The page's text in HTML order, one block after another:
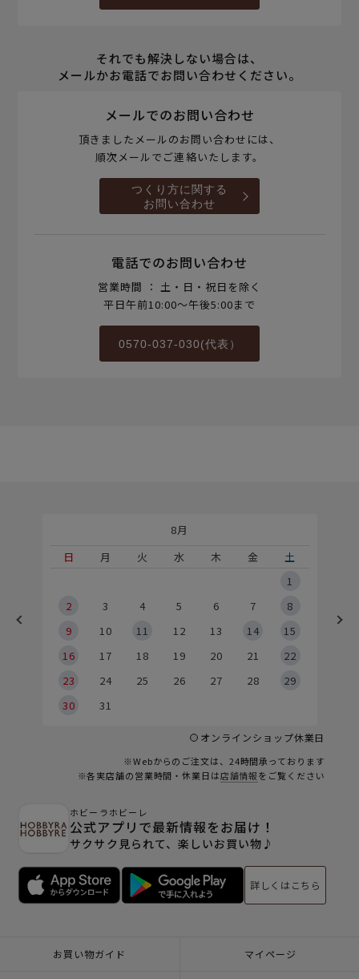
それでも解決しない場合は、
メールかお電話でお問い合わせください。
メールでのお問い合わせ
頂きましたメールのお問い合わせには、
順次メールでご連絡いたします。
つくり方に関する
お問い合わせ
電話でのお問い合わせ
営業時間 ： 土・日・祝日を除く
平日午前10:00～午後5:00まで
0570-037-030(代表）
8月
日
月 火 水 木 金
土
1
2
3 4 5 6 7
8
9
10 11 12 13 14
15
16
17 18 19 20 21
22
23
24 25 26 27 28
29
30
31
オンラインショップ休業日
※Webからのご注文は、24時間承っております
※各実店舗の営業時間・休業日は店舗情報をご覧ください
ホビーラホビーレ
公式アプリで最新情報をお届け！
サクサク見られて、楽しいお買い物♪
詳しくはこちら
お買い物ガイド マイページ